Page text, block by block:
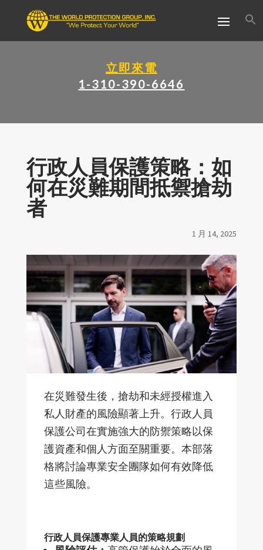
立即來電
1-310-390-6646
行政人員保護策略：如
何在災難期間抵禦搶劫
者
1 月 14, 2025
在災難發生後，搶劫和未經授權進入
私人財產的風險顯著上升。行政人員
保護公司在實施強大的防禦策略以保
護資產和個人方面至關重要。本部落
格將討論專業安全團隊如何有效降低
這些風險。
行政人員保護專業人員的策略規劃